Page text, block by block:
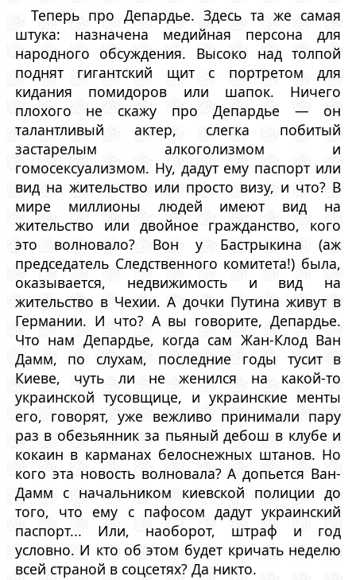
Теперь про Депардье. Здесь та же самая
штука: назначена медийная персона для
народного обсуждения. Высоко над толпой
поднят гигантский щит с портретом для
кидания помидоров или шапок. Ничего
плохого не скажу про Депардье — он
талантливый актер, слегка побитый
застарелым алкоголизмом и
гомосексуализмом. Ну, дадут ему паспорт или
вид на жительство или просто визу, и что? В
мире миллионы людей имеют вид на
жительство или двойное гражданство, кого
это волновало? Вон у Бастрыкина (аж
председатель Следственного комитета!) была,
оказывается, недвижимость и вид на
жительство в Чехии. А дочки Путина живут в
Германии. И что? А вы говорите, Депардье.
Что нам Депардье, когда сам Жан-Клод Ван
Дамм, по слухам, последние годы тусит в
Киеве, чуть ли не женился на какой-то
украинской тусовщице, и украинские менты
его, говорят, уже вежливо принимали пару
раз в обезьянник за пьяный дебош в клубе и
кокаин в карманах белоснежных штанов. Но
кого эта новость волновала? А допьется Ван-
Дамм с начальником киевской полиции до
того, что ему с пафосом дадут украинский
паспорт... Или, наоборот, штраф и год
условно. И кто об этом будет кричать неделю
всей страной в соцсетях? Да никто.